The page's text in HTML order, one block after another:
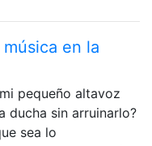
en la
pequeño altavoz
ducha sin arruinarlo?
sea lo